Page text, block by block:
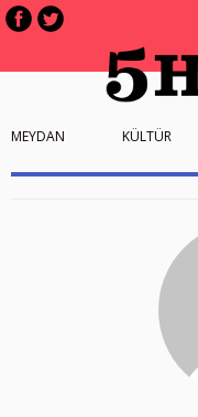
MEYDAN KÜLTÜR